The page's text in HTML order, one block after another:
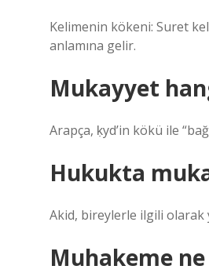
Kelimenin kökeni: Suret
anlamına gelir.
Mukayyet
Hukukta
Akid, bireylerle ilgili olarak
Muhakeme